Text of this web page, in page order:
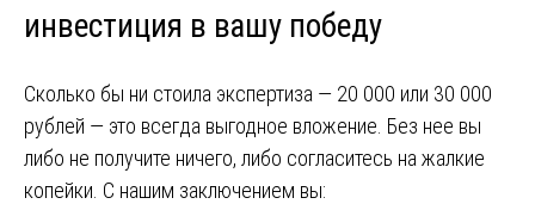
инвестиция в вашу победу
Сколько бы ни стоила экспертиза — 20 000 или 30 000
рублей — это всегда выгодное вложение. Без нее вы
либо не получите ничего, либо согласитесь на жалкие
копейки. С нашим заключением вы: